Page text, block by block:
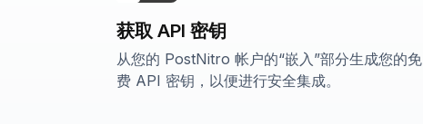
获取 API 密钥
从您的 PostNitro 帐户的“嵌入”部分生成您的免
费 API 密钥，以便进行安全集成。